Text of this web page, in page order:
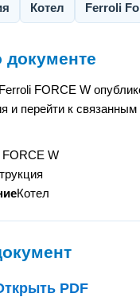
Котел Ferroli
документе
FORCE W
и перейти к
FORCE W
Котел
PDF